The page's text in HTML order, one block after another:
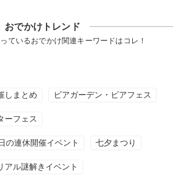
おでかけトレンド
ているおでかけ関連キーワードはコレ！
しまとめ ビアガーデン・ビアフェス
ーフェス
の連休開催イベント 七夕まつり
アル謎解きイベント